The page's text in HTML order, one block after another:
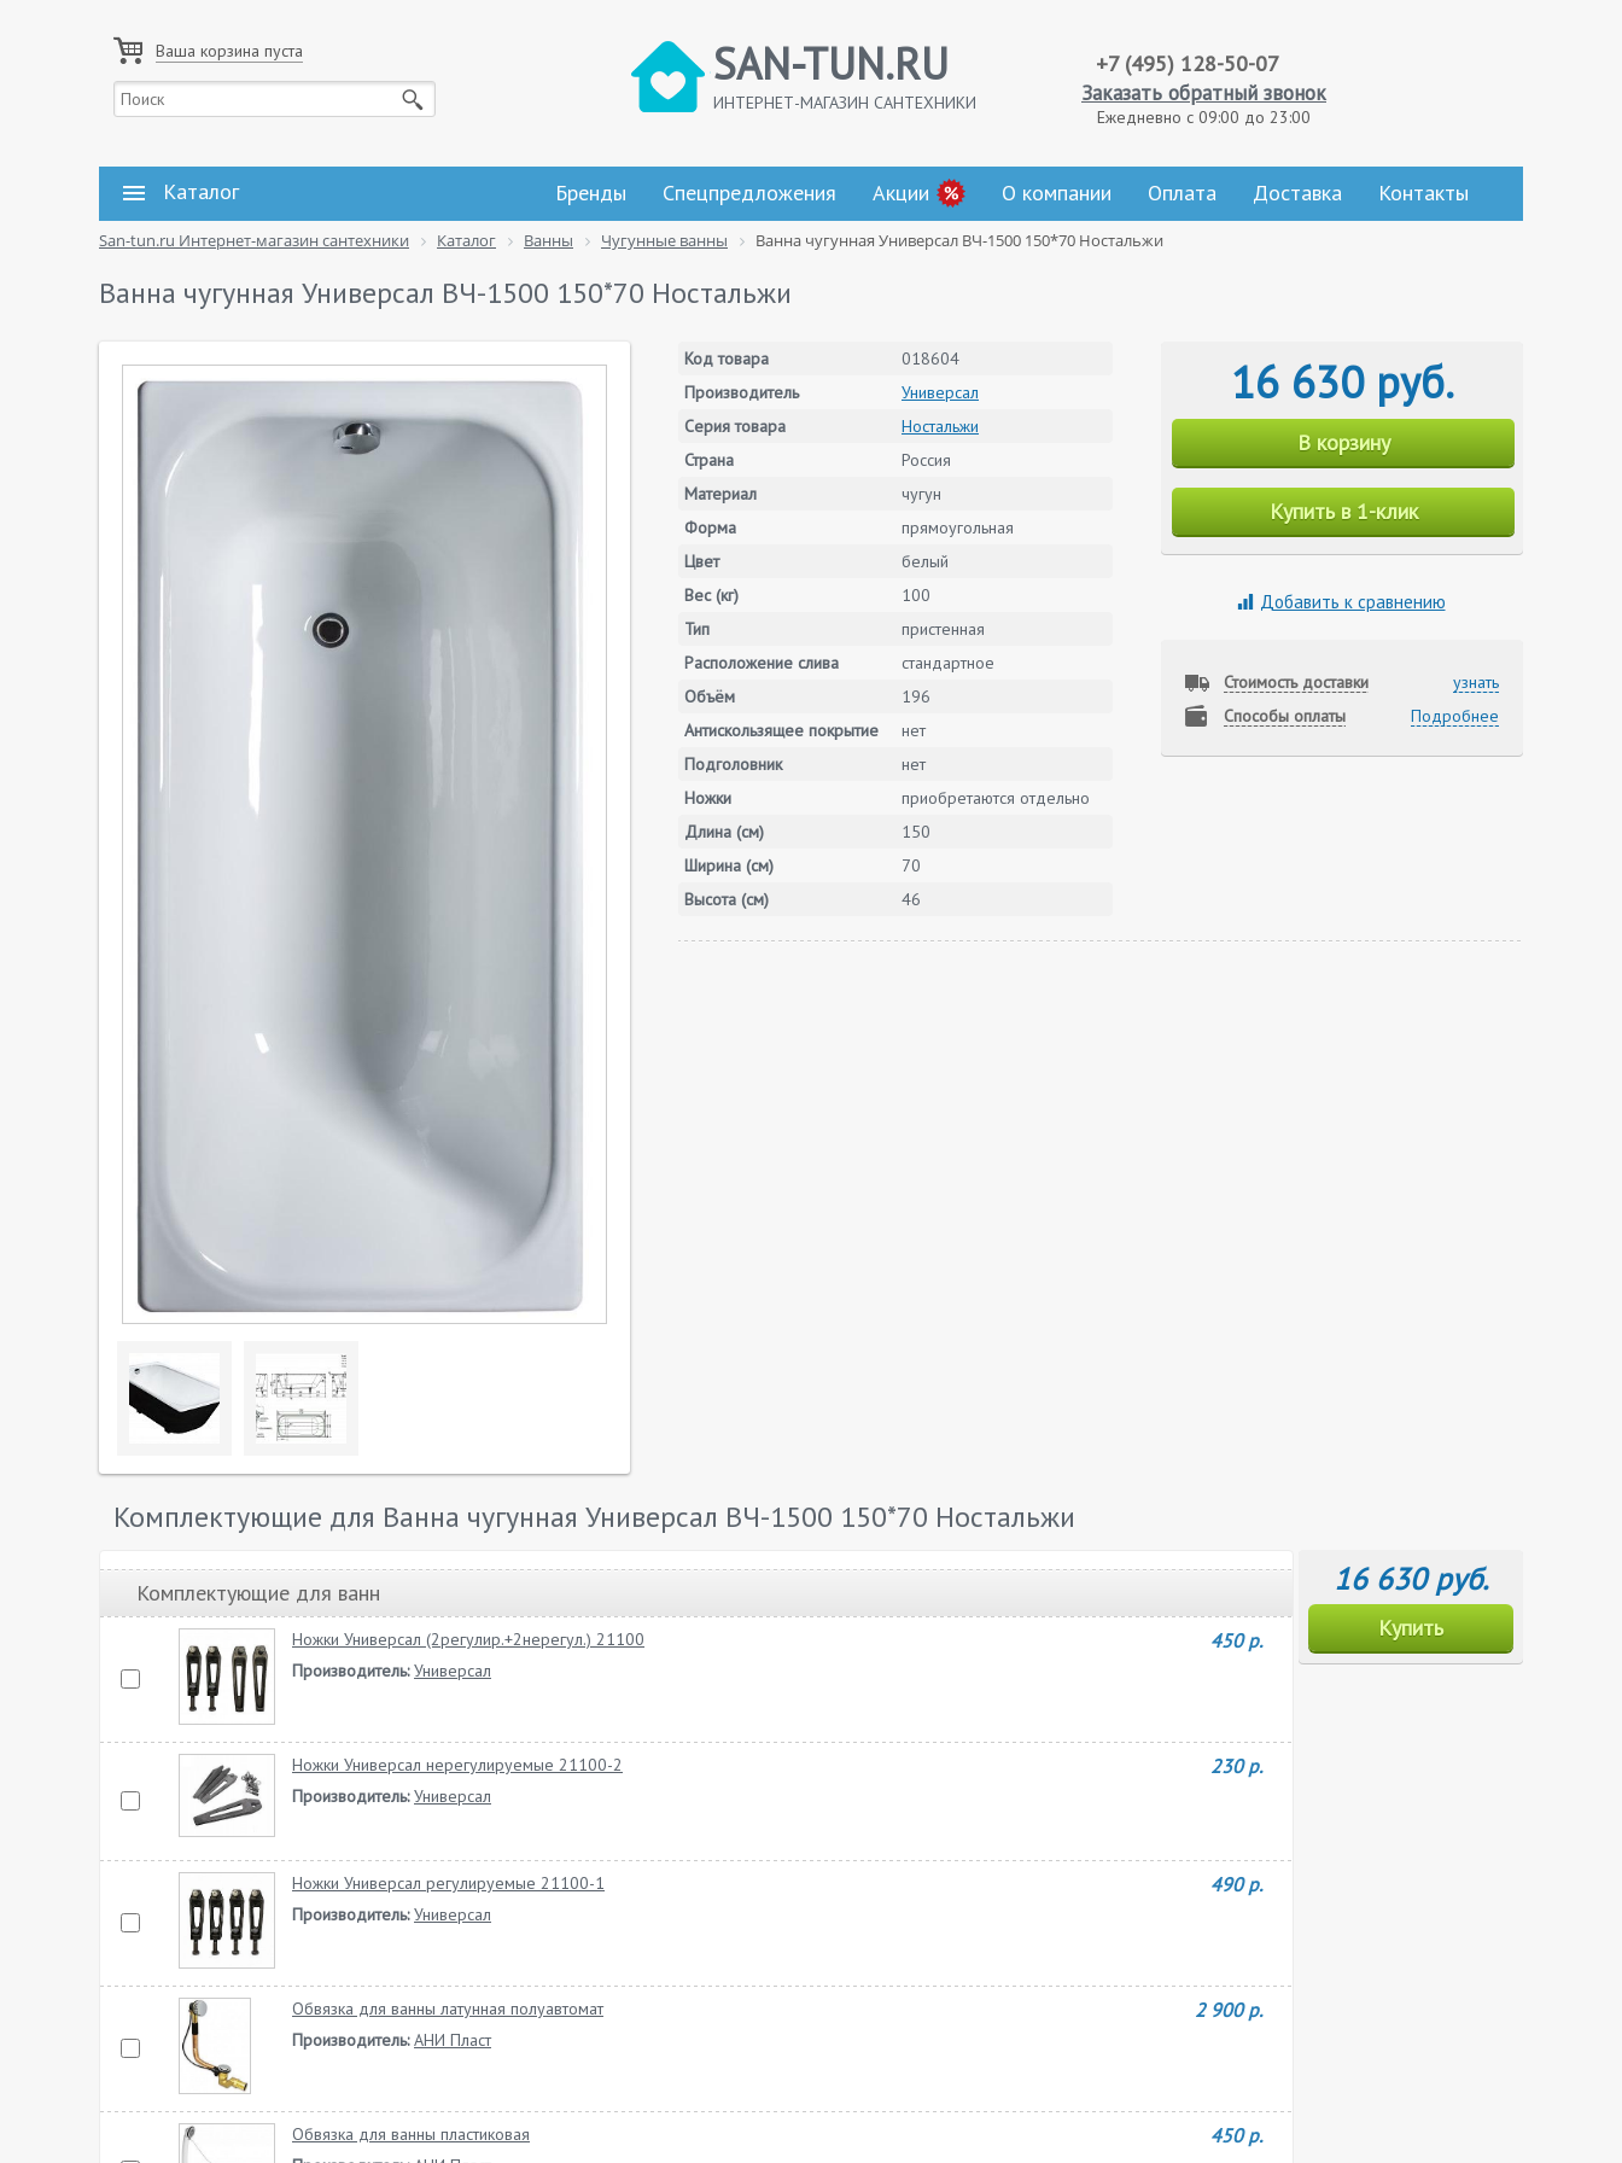
Ваша корзина пуста SAN-TUN.RU
ИНТЕРНЕТ-МАГАЗИН САНТЕХНИКИ
+7 (495) 128-50-07
Заказать обратный звонок
Ежедневно с 09:00 до 23:00
Каталог Бренды Спецпредложения Акции О компании Оплата Доставка Контакты
San-tun.ru Интернет-магазин сантехники Каталог Ванны Чугунные ванны Ванна чугунная Универсал ВЧ-1500 150*70 Ностальжи
Ванна чугунная Универсал ВЧ-1500 150*70 Ностальжи
Код товара
018604
Производитель
Универсал
Серия товара
Ностальжи
Страна
Россия
Материал
чугун
Форма
прямоугольная
Цвет
белый
Вес (кг)
100
Тип
пристенная
Расположение слива
стандартное
Объём
196
Антискользящее покрытие
нет
Подголовник
нет
Ножки
приобретаются отдельно
Длина (см)
150
Ширина (см)
70
Высота (см)
46
16 630 руб.
В корзину
Купить в 1-клик
Добавить к сравнению
Стоимость доставки
узнать
Способы оплаты
Подробнее
Комплектующие для Ванна чугунная Универсал ВЧ-1500 150*70 Ностальжи
Комплектующие для ванн
Ножки Универсал (2регулир.+2нерегул.) 21100
Производитель: Универсал
450 р.
Ножки Универсал нерегулируемые 21100-2
Производитель: Универсал
230 р.
Ножки Универсал регулируемые 21100-1
Производитель: Универсал
490 р.
Обвязка для ванны латунная полуавтомат
Производитель: АНИ Пласт
2 900 р.
Обвязка для ванны пластиковая
450 р.
16 630 руб.
Купить